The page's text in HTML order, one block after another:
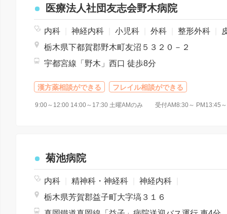
医療法人社団友志会野木病院
内科 神経内科 小児科 外科 整形外科
皮
栃木県下都賀郡野木町友沼５３２０－２
宇都宮線「野木」西口 徒歩8分
漢方薬相談ができる フレイル相談ができる
菊池病院
内科 精神科・神経科 神経内科
栃木県芳賀郡益子町大字塙３１６